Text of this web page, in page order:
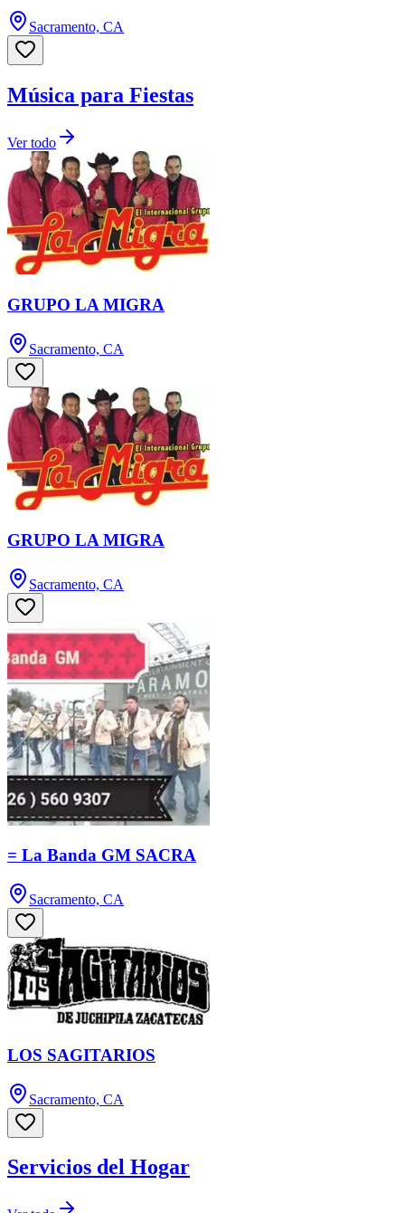
Sacramento, CA
Música para Fiestas
Ver todo
GRUPO LA MIGRA
Sacramento, CA
GRUPO LA MIGRA
Sacramento, CA
= La Banda GM SACRA
Sacramento, CA
LOS SAGITARIOS
Sacramento, CA
Servicios del Hogar